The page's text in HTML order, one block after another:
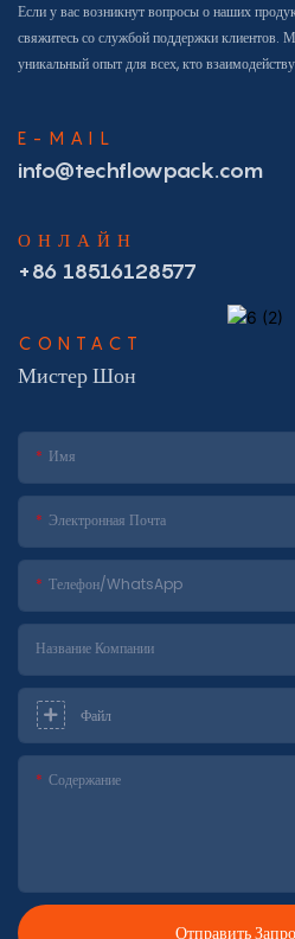
Если у вас возникнут вопросы о наших
свяжитесь со службой поддержки клиентов.
уникальный опыт для всех, кто
E-MAIL
info@techflowpack.com
ОНЛАЙН
+86 18516128577
CONTACT
Мистер Шон
Имя
Электронная Почта
Телефон/WhatsApp
Название Компании
Файл
Содержание
Отправить